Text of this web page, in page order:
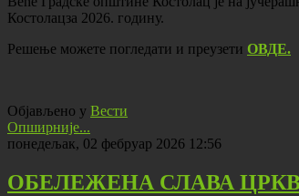
Костолацза 2026. годину.
Решење можете погледати и преузети ОВДЕ.
Објављено у Вести
Опширније...
понедељак, 02 фебруар 2026 12:56
ОБЕЛЕЖЕНА СЛАВА